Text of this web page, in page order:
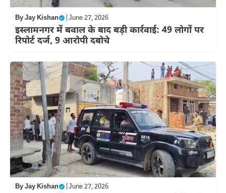
ByJay Kishan June 27, 2026
इस्लामनगर में बवाल के बाद बड़ी कार्रवाई: 49 लोगों पर
रिपोर्ट दर्ज, 9 आरोपी दबोचे
ByJay Kishan June 27, 2026